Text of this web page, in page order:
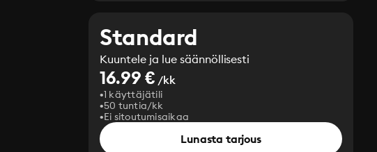
Standard
Kuuntele ja lue säännöllisesti
16.99 € /kk
1 käyttäjätili
50 tuntia/kk
Ei sitoutumisaikaa
Lunasta tarjous